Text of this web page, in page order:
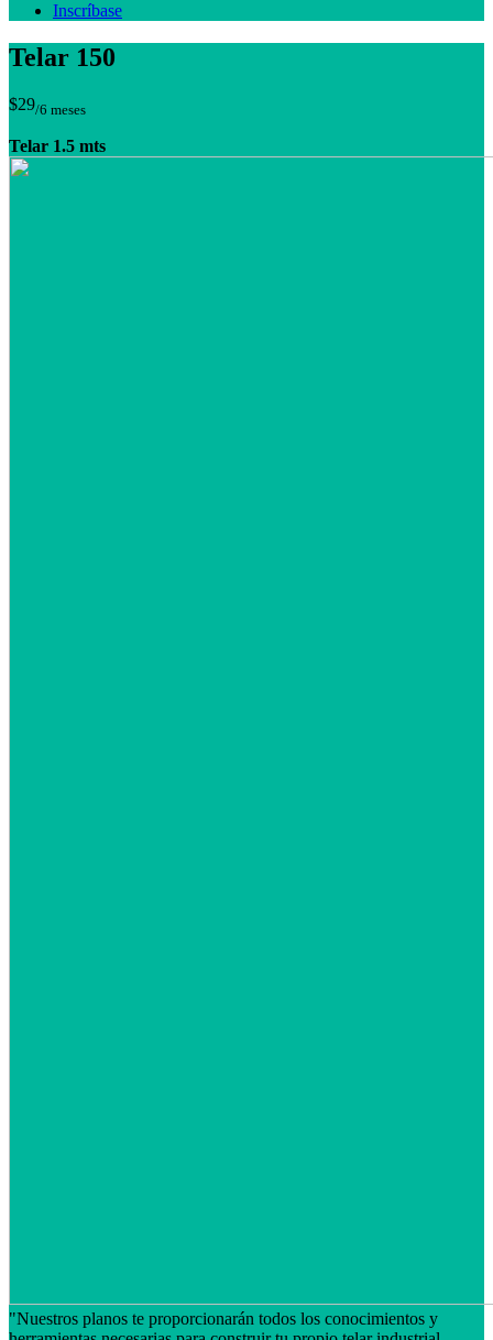
Inscríbase
Telar 150
$29/6 meses
Telar 1.5 mts
"Nuestros planos te proporcionarán todos los conocimientos y